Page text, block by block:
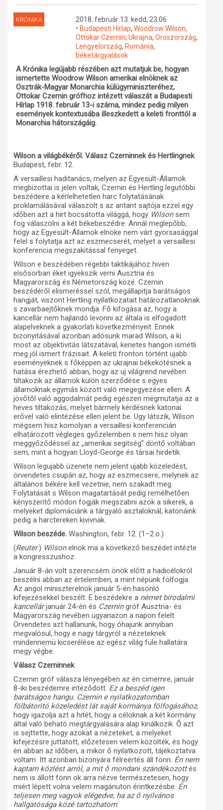
Műhelymunkák
KRÓNIKA
2018. február 13. kedd, 23:06
• Budapesti Hírlap, Woodrow Wilson,
Ottokar Czernin, Ukrajna, Oroszország,
Lengyelország, Románia,
béketárgyalások
A Krónika legújabb részében azt mutatjuk be, hogyan
ismertette Woodrow Wilson amerikai elnöknek az
Osztrák-Magyar Monarchia külügyminiszteréhez,
Ottokar Czernin grófhoz intézett válaszát a Budapesti
Hírlap 1918. február 13-i száma, mindez pedig milyen
események kontextusába illeszkedett a keleti fronttól a
Monarchia hátországáig.
Wilson a világbékéről. Válasz Czerninnek és Hertlingnek.
Budapest, febr. 12.
A versaillesi haditanács, melyen az Egyesült-Államok
megbizottai is jelen voltak, Czernin és Hertling legutóbbi
beszédeire a kérlelhetetlen harc folytatásának
proklamálásával válaszolt s az antant sajtója ezzel egy
időben azt a hirt bocsátotta világgá, hogy Wilsonsem
fog válaszolni a két békebeszédre. Annál meglepőbb,
hogy az Egyesült-Államok elnöke nem várt gyorsasággal
felel s folytatja azt az eszmecserét, melyet a versaillesi
konferencia megszakitással fenyeget.
Wilson e beszédében régebbi taktikájához hiven
elsősorban éket igyekszik verni Ausztria és
Magyarország és Németország közé. Czernin
beszédéről elismeréssel szól, megállapitja barátságos
hangját, viszont Hertling nyilatkozatait határozatlanoknak
s zavarbaejtőknek mondja. Fő kifogása az, hogy a
kancellár nem hajlandó levonni az általa is elfogadott
alapelveknek a gyakorlati következményeit. Ennek
bizonyitásával azonban adósunk marad Wilson, a ki
most az objektivitás látszatával, kenetes hangon ismétli
meg jól ismert frázisait. A keleti fronton történt ujabb
eseményeknek s főképpen az ukrajnai békekötésnek a
hatása érezhető abban, hogy az uj világrend nevében
tiltakozik az államok külön szerződése s egyes
államoknak egymás között való megegyezése ellen. A
jövőtől való aggodalmát pedig egészen megmutatja az a
heves tiltakozás, melyet bármely kérdésnek katonai
erővel való elintézése ellen jelent be. Ugy látszik, Wilson
mégsem hisz komolyan a versaillesi konferencián
elhatározott végleges győzelemben s nem hisz olyan
meggyőződéssel az „amerikai segitség” döntő voltában
sem, mint a hogyan Lloyd-George és társai hirdetik.
Wilson legujabb üzenete nem jelent ujabb közeledést,
örvendetes csupán az, hogy az eszmecsere, melynek az
általános békére kell vezetnie, nem szakadt meg.
Folytatását s Wilson magatartását pedig remélhetően
kényszeritő módon fogják megszabni azok a sikerek, a
melyeket diplomáciánk a tárgyaló asztaloknál, katonáink
pedig a harctereken kivivnak.
Wilson beszéde. Washington, febr. 12. (1–2.o.)
(Reuter.) Wilsonelnök ma a következő beszédet intézte
a kongresszushoz:
Január 8-án volt szerencsém önök előtt a hadicélokról
beszélni abban az értelemben, a mint népünk fölfogja.
Az angol miniszterelnök január 5-én hasonló
kifejezésekkel beszélt. E beszédekre a német birodalmi
kancellárjanuár 24-én és Czerningróf Ausztria- és
Magyarország nevében ugyanazon a napon felelt.
Örvendetes azt hallanunk, hogy óhajunk annyiban
megvalósul, hogy e nagy tárgyról a nézeteknek
mindennemü kicserélése az egész világ füle hallatára
megy végbe.
Válasz Czerninnek
Czernin gróf válasza lényegében az én cimemre, január
8-iki beszédemre intéződött. Ez a beszéd igen
barátságos hangu. Czernin e nyilatkozatomban
fölbátoritó közeledést lát saját kormánya fölfogásához,
hogy igazolja azt a hitét, hogy a céloknak a két kormány
által való beható megtárgyalására alap kinálkozik. Ő azt
is sejttette, hogy azokat a nézeteket, a melyeket
kifejezésre juttatott, előzetesen velem közölték, és hogy
én abban az időben, a mikor ő nyilatkozott, tájékoztatva
voltam. Itt azonban bizonyára félreértés áll fönn. Én nem
kaptam közlést arról, a mit ő mondani szándékozottés
nem is állott fönn ok arra nézve természetesen, hogy
miért lépett volna velem magánuton érintkezésbe. Én
teljesen meg vagyok elégedve, ha az ő nyilvános
hallgatósága közé tartozhatom.